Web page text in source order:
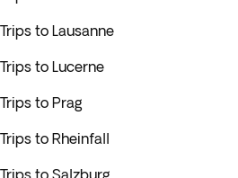
Trips to Lausanne
Trips to Lucerne
Trips to Prag
Trips to Rheinfall
Trips to Salzburg